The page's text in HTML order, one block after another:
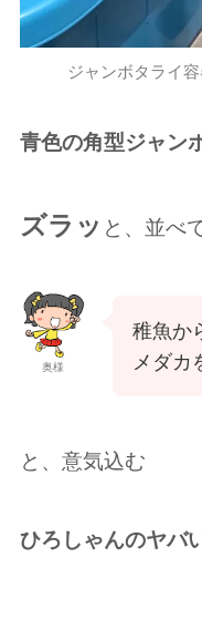
ジャンボタライ
青色の角型ジャン
ズラッ と、並べ
奥様
稚魚か
メダカ
と、意気込む
ひろしゃんのヤバ